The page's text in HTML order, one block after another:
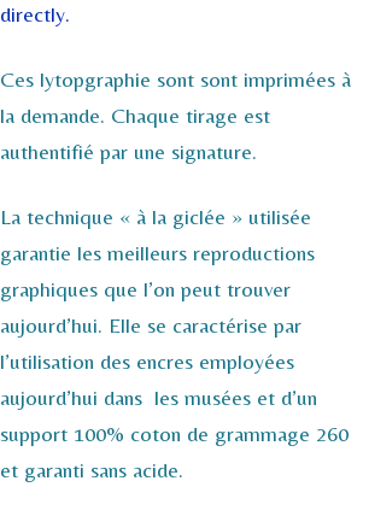
directly.
Ces lytopgraphie sont sont imprimées à
la demande. Chaque tirage est
authentifié par une signature.
La technique « à la giclée » utilisée
garantie les meilleurs reproductions
graphiques que l’on peut trouver
aujourd’hui. Elle se caractérise par
l’utilisation des encres employées
aujourd’hui dans les musées et d’un
support 100% coton de grammage 260
et garanti sans acide.